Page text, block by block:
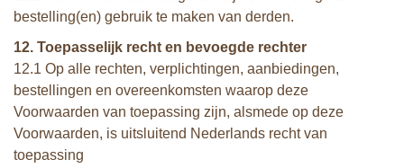
bestelling(en) gebruik te maken van derden.
12. Toepasselijk recht en bevoegde rechter
12.1 Op alle rechten, verplichtingen, aanbiedingen,
bestellingen en overeenkomsten waarop deze
Voorwaarden van toepassing zijn, alsmede op deze
Voorwaarden, is uitsluitend Nederlands recht van
toepassing